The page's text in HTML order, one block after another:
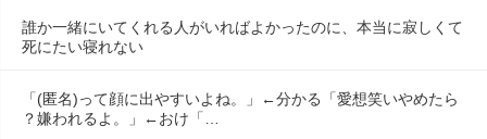
誰か一緒にいてくれる人がいればよかったのに、本当に寂しくて
死にたい寝れない
「(匿名)って顔に出やすいよね。」←分かる「愛想笑いやめたら
？嫌われるよ。」←おけ「…